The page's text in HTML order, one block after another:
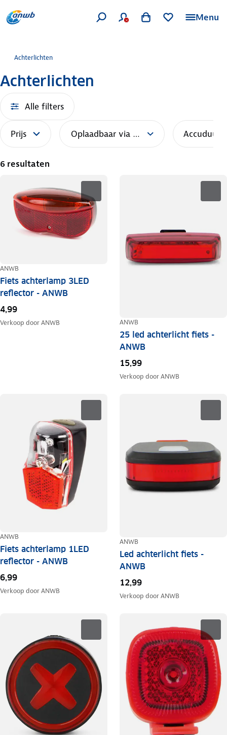
Menu
Achterlichten
Achterlichten
Alle filters
Prijs Oplaadbaar via USB Accuduur
6 resultaten
ANWB
Fiets achterlamp 3LED
reflector - ANWB
4,99
Verkoop doorANWB ANWB
25 led achterlicht fiets -
ANWB
15,99
Verkoop doorANWB
ANWB
Fiets achterlamp 1LED
reflector - ANWB
6,99
Verkoop doorANWB
ANWB
Led achterlicht fiets -
ANWB
12,99
Verkoop doorANWB